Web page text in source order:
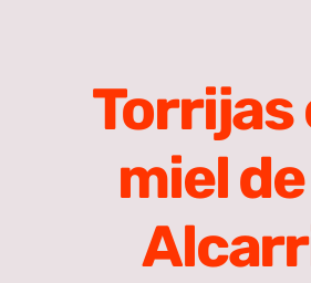
Torrijas
miel